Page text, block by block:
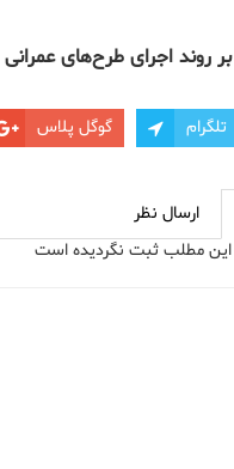
بر روند اجرای طرح‌های عمرانی
تلگرام گوگل پلاس
ارسال نظر
این مطلب ثبت نگردیده است